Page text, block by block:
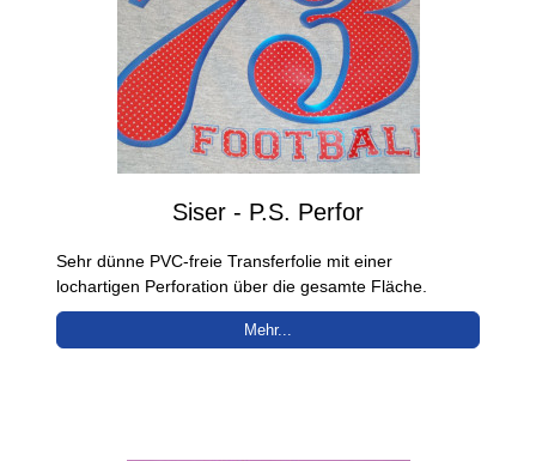
Siser - P.S. Perfor
Sehr dünne PVC-freie Transferfolie mit einer
lochartigen Perforation über die gesamte Fläche.
Mehr...